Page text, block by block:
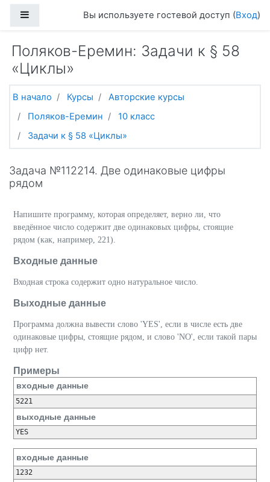
Боковая панельВы используете гостевой доступ (Вход)
Поляков-Еремин: Задачи к § 58
«Циклы»
В начало Курсы
Авторские курсы
Поляков-Еремин
10 класс
Задачи к § 58 «Циклы»
Задача №112214. Две одинаковые цифры
рядом
Напишите программу, которая определяет, верно ли, что
введённое число содержит две одинаковых цифры, стоящие
рядом (как, например, 221).
Входные данные
Входная строка содержит одно натуральное число.
Выходные данные
Программа должна вывести слово 'YES', если в числе есть две
одинаковые цифры, стоящие рядом, и слово 'NO', если такой пары
цифр нет.
Примеры
входные данные
выходные данные
входные данные